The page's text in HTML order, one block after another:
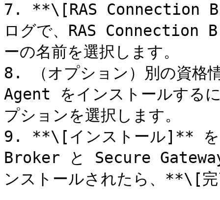
7. **\[RAS Connection
ログで、RAS Connection
ーの名前を選択します。
8. （オプション）別の資格
Agent をインストールす
プションを選択します。
9. **\[インストール]** を
Broker と Secure Gateway
ンストールされたら、**\[